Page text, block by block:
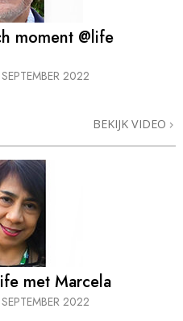
moment @life
2022
BEKIJK VIDEO
met Marcela
2022